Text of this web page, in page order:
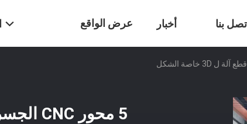
عرض الواقع أخبار اتصل بنا
5 محور CNC الجسر قطع آلة ل 3D خاصة الشكل